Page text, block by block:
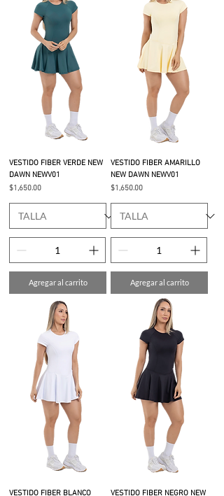
VESTIDO FIBER VERDE NEW
DAWN NEWV01
Precio
$1,650.00
Agregar al carrito
VESTIDO FIBER AMARILLO
NEW DAWN NEWV01
Precio
$1,650.00
Agregar al carrito
VESTIDO FIBER BLANCO
VESTIDO FIBER NEGRO NEW